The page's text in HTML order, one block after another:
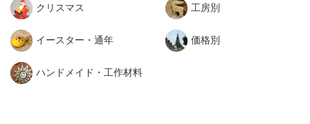
クリスマス
イースター・通年
ハンドメイド・工作材料
工房別
価格別